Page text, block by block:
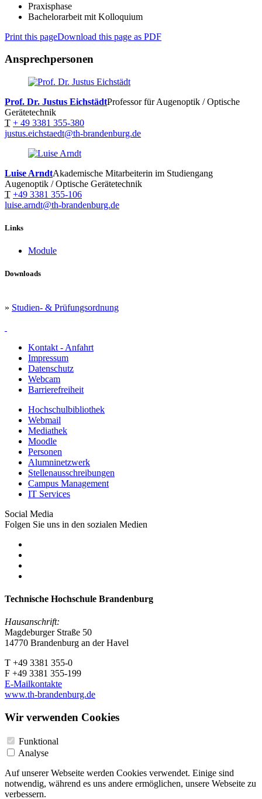
Praxisphase
Bachelorarbeit mit Kolloquium
Print this pageDownload this page as PDF
Ansprechpersonen
Prof. Dr. Justus EichstädtProfessor für Augenoptik / Optische
Gerätetechnik
T + 49 3381 355-380
justus.eichstaedt@th-brandenburg.de
Luise ArndtAkademische Mitarbeiterin im Studiengang
Augenoptik / Optische Gerätetechnik
T +49 3381 355-106
luise.arndt@th-brandenburg.de
Links
Module
Downloads
» Studien- & Prüfungsordnung
Kontakt - Anfahrt
Impressum
Datenschutz
Webcam
Barrierefreiheit
Hochschulbibliothek
Webmail
Mediathek
Moodle
Personen
Alumninetzwerk
Stellenausschreibungen
Campus Management
IT Services
Social Media
Folgen Sie uns in den sozialen Medien
Technische Hochschule Brandenburg
Hausanschrift:
Magdeburger Straße 50
14770 Brandenburg an der Havel
T +49 3381 355-0
F +49 3381 355-199
E-Mailkontakte
www.th-brandenburg.de
Wir verwenden Cookies
Funktional
Analyse
Auf unserer Webseite werden Cookies verwendet. Einige sind
notwendig, während es uns andere ermöglichen, unsere Webseite zu
verbessern.